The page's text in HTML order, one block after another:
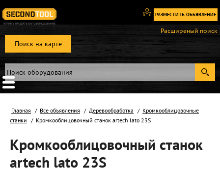
РАЗМЕСТИТЬ ОБЬЯВЛЕНИЕ
Вход
Регистрация
Поиск на карте
Расширеный поиск
Главная Все объявления Деревообработка
Кромкооблицовочные
станки
Кромкооблицовочный станок artech lato 23S
Кромкооблицовочный станок
artech lato 23S